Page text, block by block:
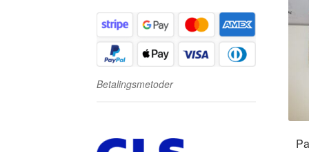
Betalingsmetoder